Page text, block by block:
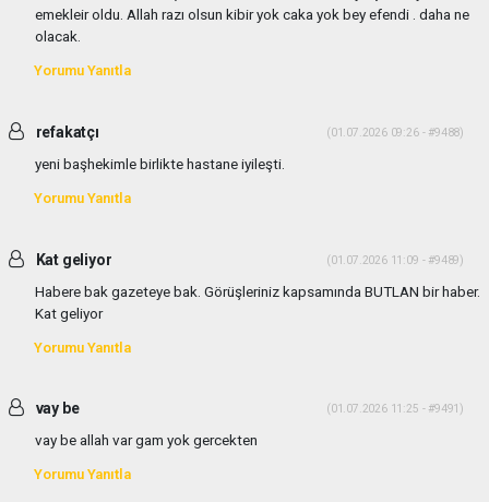
emekleir oldu. Allah razı olsun kibir yok caka yok bey efendi . daha ne
olacak.
Yorumu Yanıtla
refakatçı (01.07.2026 09:26 - #9488)
yeni başhekimle birlikte hastane iyileşti.
Yorumu Yanıtla
Kat geliyor (01.07.2026 11:09 - #9489)
Habere bak gazeteye bak. Görüşleriniz kapsamında BUTLAN bir haber.
Kat geliyor
Yorumu Yanıtla
vay be (01.07.2026 11:25 - #9491)
vay be allah var gam yok gercekten
Yorumu Yanıtla